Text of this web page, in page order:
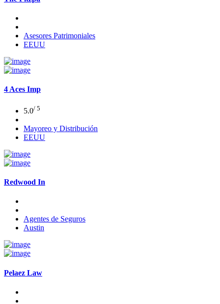
Asesores Patrimoniales
EEUU
4 Aces Imp
5.0/ 5
Mayoreo y Distribución
EEUU
Redwood In
Agentes de Seguros
Austin
Pelaez Law